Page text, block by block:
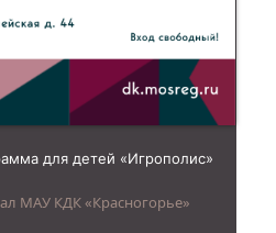
для детей «Игрополис»
МАУ КДК «Красногорье»